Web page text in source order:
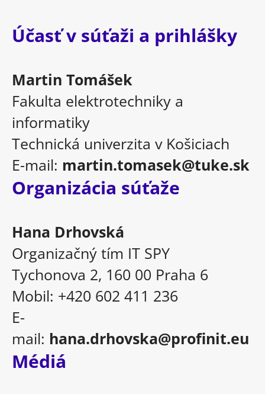
Účasť v súťaži a prihlášky
Martin Tomášek
Fakulta elektrotechniky a
informatiky
Technická univerzita v Košiciach
E-mail: martin.tomasek@tuke.sk
Organizácia súťaže
Hana Drhovská
Organizačný tím IT SPY
Tychonova 2, 160 00 Praha 6
Mobil: +420 602 411 236
E-
mail: hana.drhovska@profinit.eu
Médiá